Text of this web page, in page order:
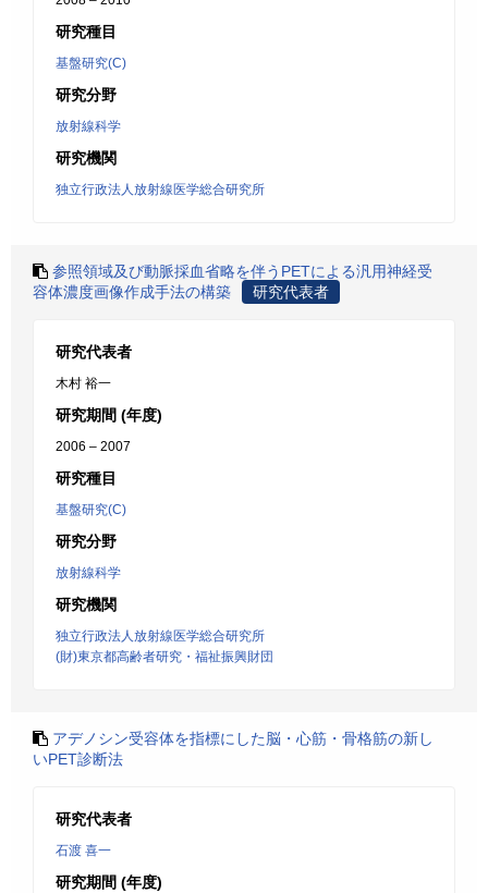
研究種目
基盤研究(C)
研究分野
放射線科学
研究機関
独立行政法人放射線医学総合研究所
参照領域及び動脈採血省略を伴うPETによる汎用神経受
容体濃度画像作成手法の構築
研究代表者
研究代表者
木村 裕一
研究期間 (年度)
2006 – 2007
研究種目
基盤研究(C)
研究分野
放射線科学
研究機関
独立行政法人放射線医学総合研究所
(財)東京都高齢者研究・福祉振興財団
アデノシン受容体を指標にした脳・心筋・骨格筋の新し
いPET診断法
研究代表者
石渡 喜一
研究期間 (年度)